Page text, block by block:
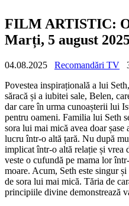
FILM ARTISTIC:
Marți, 5 august
04.08.2025 Recomandări TV
Povestea inspirațională a lui
săracă și a iubitei sale, Belen,
dar care în urma cunoașterii lui
pentru oameni. Familia lui Seth
sora lui mai mică avea doar șase
lucru într-o altă țară. Nu după
implicat într-o altă relație și vrea
veste o cufundă pe mama lor
moare. Acum, Seth este singur
de sora lui mai mică. Tăria de
principiile divine demonstrează